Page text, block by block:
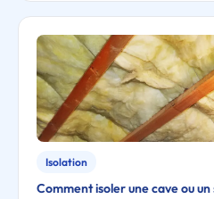
Isolation
Comment isoler une cave ou